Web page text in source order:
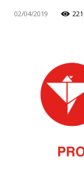
02/04/2019 221